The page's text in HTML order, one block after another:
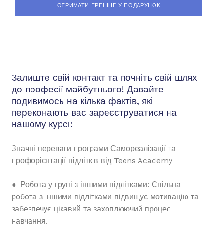
ОТРИМАТИ ТРЕНІНГ У ПОДАРУНОК
Залиште свій контакт та почніть свій шлях
до професії майбутнього! Давайте
подивимось на кілька фактів, які
переконають вас зареєструватися на
нашому курсі:
Значні переваги програми Самореалізації та
профорієнтації підлітків від Teens Academy
● Робота у групі з іншими підлітками: Спільна
робота з іншими підлітками підвищує мотивацію та
забезпечує цікавий та захоплюючий процес
навчання.